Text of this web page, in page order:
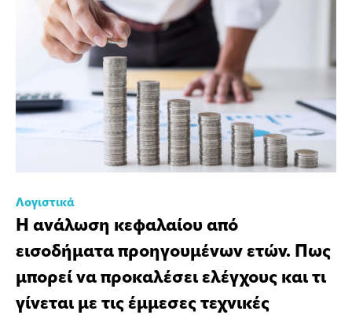
Λογιστικά
Η ανάλωση κεφαλαίου από
εισοδήματα προηγουμένων ετών. Πως
μπορεί να προκαλέσει ελέγχους και τι
γίνεται με τις έμμεσες τεχνικές